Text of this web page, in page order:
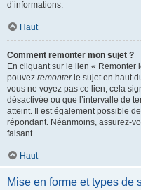
d’informations.
Haut
Comment remonter mon sujet ?
En cliquant sur le lien « Remonter
pouvez remonterle sujet en haut
vous ne voyez pas ce lien, cela
désactivée ou que l’intervalle de
atteint. Il est également possible
répondant. Néanmoins, assurez-
faisant.
Haut
Mise en forme et types de